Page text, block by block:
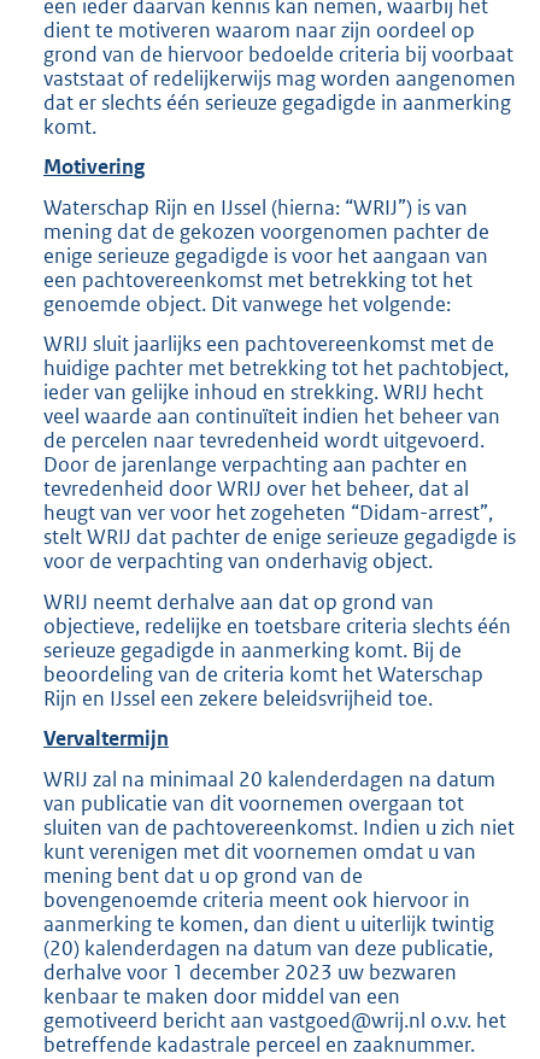
een ieder daarvan kennis kan nemen, waarbij het
dient te motiveren waarom naar zijn oordeel op
grond van de hiervoor bedoelde criteria bij voorbaat
vaststaat of redelijkerwijs mag worden aangenomen
dat er slechts één serieuze gegadigde in aanmerking
komt.
Motivering
Waterschap Rijn en IJssel (hierna: “WRIJ”) is van
mening dat de gekozen voorgenomen pachter de
enige serieuze gegadigde is voor het aangaan van
een pachtovereenkomst met betrekking tot het
genoemde object. Dit vanwege het volgende:
WRIJ sluit jaarlijks een pachtovereenkomst met de
huidige pachter met betrekking tot het pachtobject,
ieder van gelijke inhoud en strekking. WRIJ hecht
veel waarde aan continuïteit indien het beheer van
de percelen naar tevredenheid wordt uitgevoerd.
Door de jarenlange verpachting aan pachter en
tevredenheid door WRIJ over het beheer, dat al
heugt van ver voor het zogeheten “Didam-arrest”,
stelt WRIJ dat pachter de enige serieuze gegadigde is
voor de verpachting van onderhavig object.
WRIJ neemt derhalve aan dat op grond van
objectieve, redelijke en toetsbare criteria slechts één
serieuze gegadigde in aanmerking komt. Bij de
beoordeling van de criteria komt het Waterschap
Rijn en IJssel een zekere beleidsvrijheid toe.
Vervaltermijn
WRIJ zal na minimaal 20 kalenderdagen na datum
van publicatie van dit voornemen overgaan tot
sluiten van de pachtovereenkomst. Indien u zich niet
kunt verenigen met dit voornemen omdat u van
mening bent dat u op grond van de
bovengenoemde criteria meent ook hiervoor in
aanmerking te komen, dan dient u uiterlijk twintig
(20) kalenderdagen na datum van deze publicatie,
derhalve voor 1 december 2023 uw bezwaren
kenbaar te maken door middel van een
gemotiveerd bericht aan vastgoed@wrij.nl o.v.v. het
betreffende kadastrale perceel en zaaknummer.